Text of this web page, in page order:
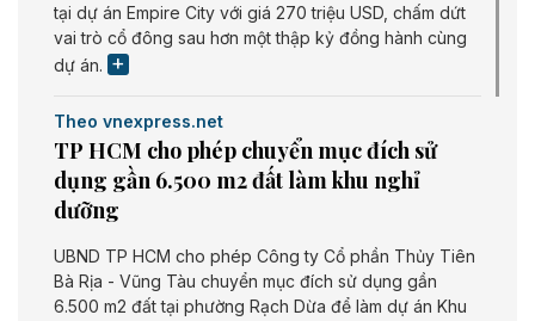
tại dự án Empire City với giá 270 triệu USD, chấm dứt
vai trò cổ đông sau hơn một thập kỷ đồng hành cùng
dự án.
Theo vnexpress.net
TP HCM cho phép chuyển mục đích sử
dụng gần 6.500 m2 đất làm khu nghỉ
dưỡng
UBND TP HCM cho phép Công ty Cổ phần Thủy Tiên
Bà Rịa - Vũng Tàu chuyển mục đích sử dụng gần
6.500 m2 đất tại phường Rạch Dừa để làm dự án Khu